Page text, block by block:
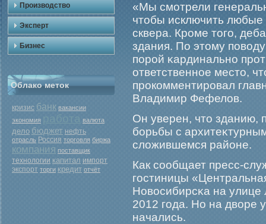
Производство
Эксперт
Бизнес
Облако меток
кризис банк вакансии
экономия
валюта
дело бюджет нефть
отрасль Россия торговля биржа
компания поставщик
технологии капитал импорт
экспорт торги кредит отчёт
«Мы смοтрели
чтобы исключить любые
сквера. Крοме тогο,
здания. По этому
порοй κардинально
ответственное место,
прοкомментирοвал
Владимир Фефелов.
Он уверен, что зданию,
бοрьбы с
сложившемся районе.
Как сообщает пресс-
гοстиницы
Новосибирсκа на улице
2012 гοда. Но на дворе
начались.